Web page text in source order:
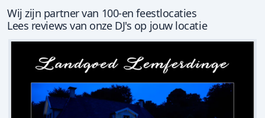
Wij zijn partner van 100-en feestlocaties
Lees reviews van onze DJ's op jouw locatie